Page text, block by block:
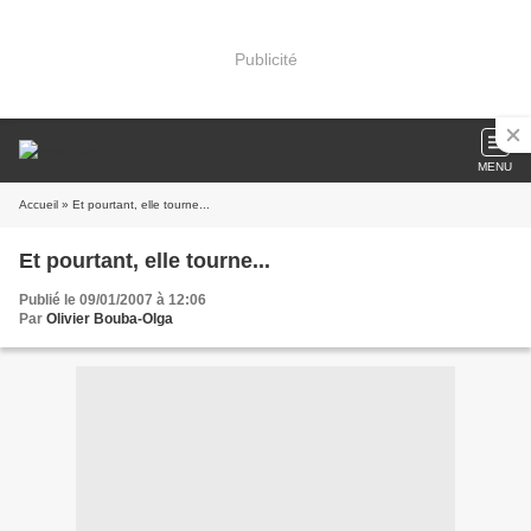
Publicité
MENU
Accueil » Et pourtant, elle tourne...
Et pourtant, elle tourne...
Publié le 09/01/2007 à 12:06
Par Olivier Bouba-Olga